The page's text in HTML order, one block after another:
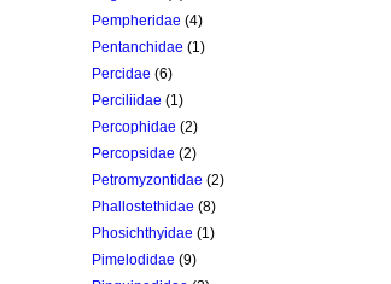
Pempheridae (4)
Pentanchidae (1)
Percidae (6)
Perciliidae (1)
Percophidae (2)
Percopsidae (2)
Petromyzontidae (2)
Phallostethidae (8)
Phosichthyidae (1)
Pimelodidae (9)